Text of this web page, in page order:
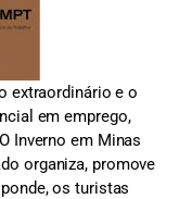
extraordinário e o
em emprego,
Inverno em Minas
organiza, promove
os turistas